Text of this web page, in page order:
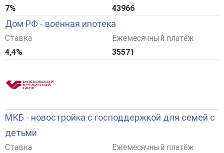
7%
43966
Дом РФ - военная ипотека
Ставка
4,4%
Ежемесячный платёж
35571
МКБ - новостройка с господдержкой для семей с
детьми
Ставка
Ежемесячный платёж